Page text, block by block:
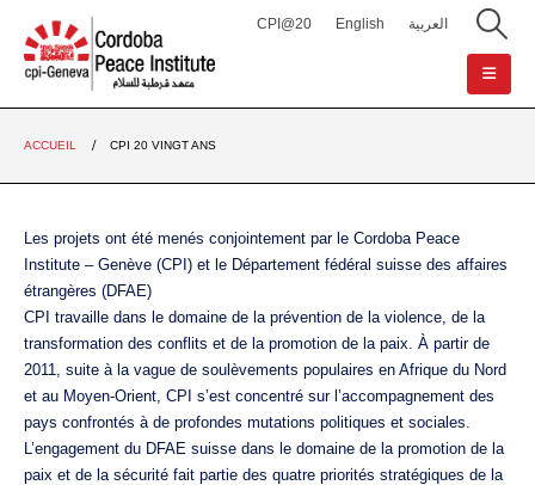
CPI@20 English العربية
ACCUEIL CPI 20 VINGT ANS
Les projets ont été menés conjointement par le Cordoba Peace
Institute – Genève (CPI) et le Département fédéral suisse des affaires
étrangères (DFAE)
CPI travaille dans le domaine de la prévention de la violence, de la
transformation des conflits et de la promotion de la paix. À partir de
2011, suite à la vague de soulèvements populaires en Afrique du Nord
et au Moyen-Orient, CPI s’est concentré sur l’accompagnement des
pays confrontés à de profondes mutations politiques et sociales.
L’engagement du DFAE suisse dans le domaine de la promotion de la
paix et de la sécurité fait partie des quatre priorités stratégiques de la